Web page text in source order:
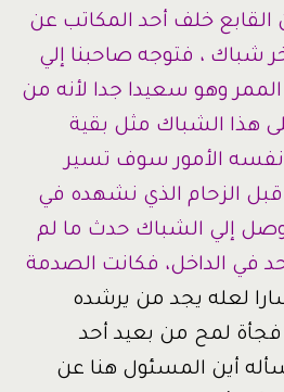
خلف أحد المكاتب عن
شباك ، فتوجه صاحبنا إلي
الممر وهو سعيدا جدا لأنه من
هذا الشباك مثل بقية
نفسه الأمور سوف تسير
قبل الزحام الذي نشهده في
وصل إلي الشباك حدث ما لم
في الداخل، فكانت الصدمة
لعله يجد من يرشده
فجأة لمح من بعيد أحد
أين المسئول هنا عن